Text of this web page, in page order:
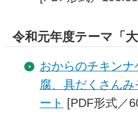
令和元年度テーマ「大
おからのチキン
腐、具だくさん
ート
[PDF形式／